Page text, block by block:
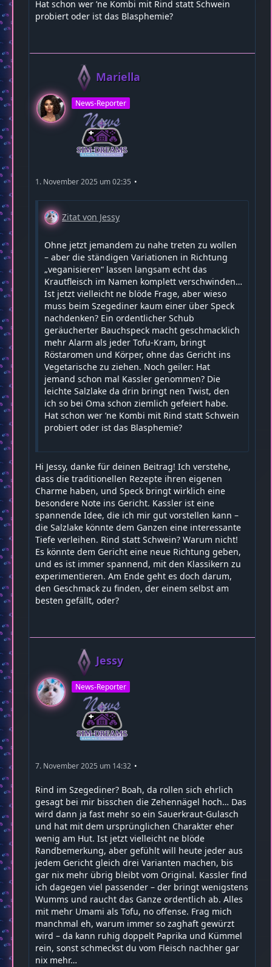
Hat schon wer ’ne Kombi mit Rind statt Schwein
probiert oder ist das Blasphemie?
Mariella
News-Reporter
1. November 2025 um 02:35
Zitat von Jessy
Ohne jetzt jemandem zu nahe treten zu wollen
– aber die ständigen Variationen in Richtung
„veganisieren“ lassen langsam echt das
Krautfleisch im Namen komplett verschwinden…
Ist jetzt vielleicht ne blöde Frage, aber wieso
muss beim Szegediner kaum einer über Speck
nachdenken? Ein ordentlicher Schub
geräucherter Bauchspeck macht geschmacklich
mehr Alarm als jeder Tofu-Kram, bringt
Röstaromen und Körper, ohne das Gericht ins
Vegetarische zu ziehen. Noch geiler: Hat
jemand schon mal Kassler genommen? Die
leichte Salzlake da drin bringt nen Twist, den
ich so bei Oma schon ziemlich gefeiert habe.
Hat schon wer ’ne Kombi mit Rind statt Schwein
probiert oder ist das Blasphemie?
Hi Jessy, danke für deinen Beitrag! Ich verstehe,
dass die traditionellen Rezepte ihren eigenen
Charme haben, und Speck bringt wirklich eine
besondere Note ins Gericht. Kassler ist eine
spannende Idee, die ich mir gut vorstellen kann –
die Salzlake könnte dem Ganzen eine interessante
Tiefe verleihen. Rind statt Schwein? Warum nicht!
Es könnte dem Gericht eine neue Richtung geben,
und es ist immer spannend, mit den Klassikern zu
experimentieren. Am Ende geht es doch darum,
den Geschmack zu finden, der einem selbst am
besten gefällt, oder?
Jessy
News-Reporter
7. November 2025 um 14:32
Rind im Szegediner? Boah, da rollen sich ehrlich
gesagt bei mir bisschen die Zehennägel hoch… Das
wird dann ja fast mehr so ein Sauerkraut-Gulasch
und hat mit dem ursprünglichen Charakter eher
wenig am Hut. Ist jetzt vielleicht ne blöde
Randbemerkung, aber gefühlt will heute jeder aus
jedem Gericht gleich drei Varianten machen, bis
gar nix mehr übrig bleibt vom Original. Kassler find
ich dagegen viel passender – der bringt wenigstens
Wumms und raucht das Ganze ordentlich ab. Alles
mit mehr Umami als Tofu, no offense. Frag mich
manchmal eh, warum immer so zaghaft gewürzt
wird – da kann ruhig doppelt Paprika und Kümmel
rein, sonst schmeckst du vom Fleisch nachher gar
nix mehr…